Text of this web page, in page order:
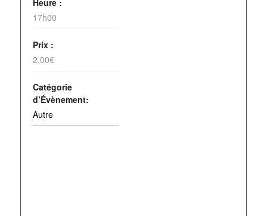
17h00
Prix :
2,00€
Catégorie
d’Évènement:
Autre